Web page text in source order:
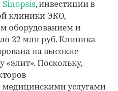
, инвестиции в
клиники ЭКО,
оборудованием и
22 млн руб. Клиника
на высокие
«элит». Поскольку,
медицинскими услугами